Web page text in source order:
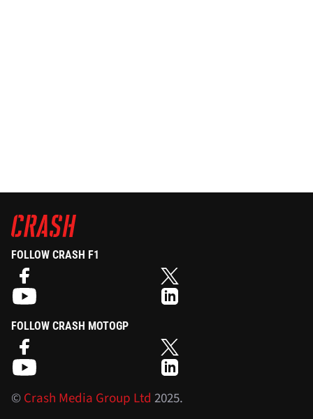
FOLLOW CRASH F1
FOLLOW CRASH MOTOGP
©Crash Media Group Ltd 2025.